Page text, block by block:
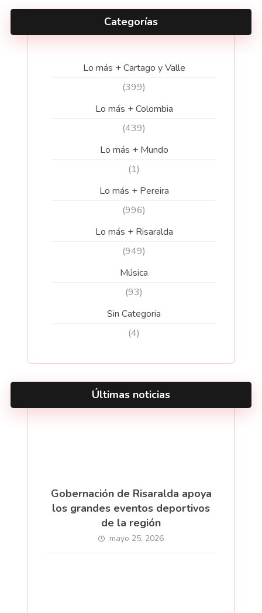
Categorías
Lo más + Cartago y Valle
(399)
Lo más + Colombia
(439)
Lo más + Mundo
(1)
Lo más + Pereira
(996)
Lo más + Risaralda
(949)
Música
(93)
Sin Categoria
(4)
Últimas noticias
Gobernación de Risaralda apoya
los grandes eventos deportivos
de la región
mayo 25, 2026